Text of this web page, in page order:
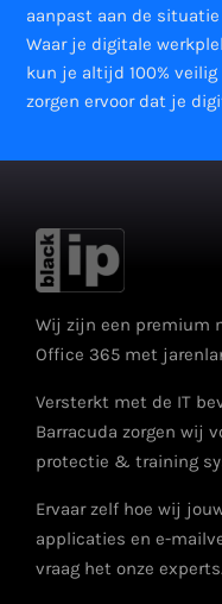
aanpast aan de
Waar je digitale
kun je altijd 100%
zorgen ervoor dat je
Wij zijn een premium
Office 365 met
Versterkt met de IT
Barracuda zorgen wij
protectie & training
Ervaar zelf hoe wij
applicaties en e-
vraag het onze experts.